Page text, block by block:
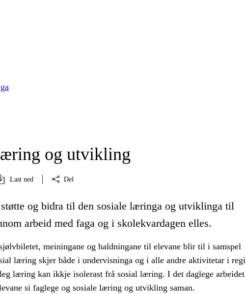
og utvikling
Last ned Del
og bidra til den sosiale læringa og utviklinga til
arbeid med faga og i skolekvardagen elles.
meiningane og haldningane til elevane blir til i samspel
læring skjer både i undervisninga og i alle andre aktivitetar i regi
læring kan ikkje isolerast frå sosial læring. I det daglege arbeidet
si faglege og sosiale læring og utvikling saman.